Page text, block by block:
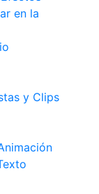
en la
y Clips